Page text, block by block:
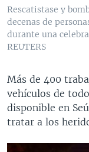
Rescatistase y
decenas de
durante una
REUTERS
Más de 400
vehículos de
disponible en
tratar a los